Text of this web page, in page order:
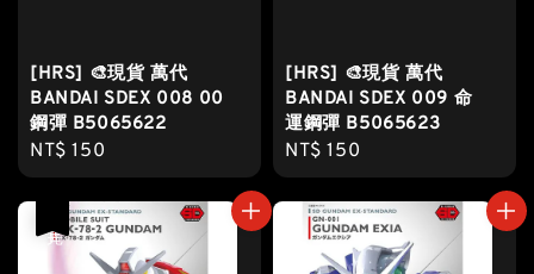
[HRS] 🎨現貨 萬代
BANDAI SDEX 008 00
鋼彈 B5065622
Regular
price
NT$ 150
[HRS] 🎨現貨 萬代
BANDAI SDEX 009 命
運鋼彈 B5065623
Regular
price
NT$ 150